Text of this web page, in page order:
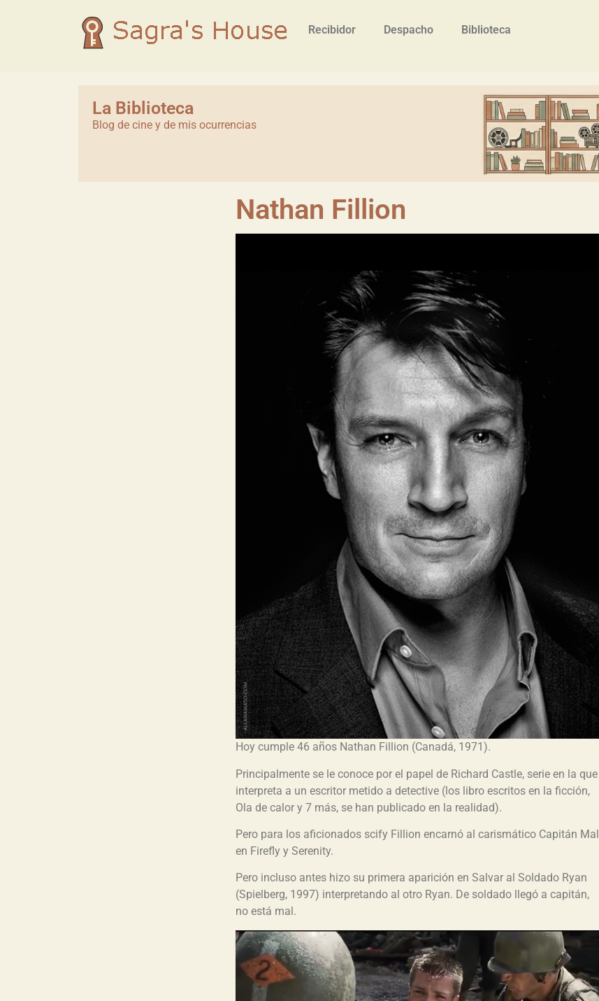
Recibidor Despacho Biblioteca
La Biblioteca
Blog de cine y de mis ocurrencias
Nathan Fillion
Hoy cumple 46 años Nathan Fillion (Canadá, 1971).
Principalmente se le conoce por el papel de Richard Castle, serie en la que
interpreta a un escritor metido a detective (los libro escritos en la ficción,
Ola de calor y 7 más, se han publicado en la realidad).
Pero para los aficionados scify Fillion encarnó al carismático Capitán Mal
en Firefly y Serenity.
Pero incluso antes hizo su primera aparición en Salvar al Soldado Ryan
(Spielberg, 1997) interpretando al otro Ryan. De soldado llegó a capitán,
no está mal.